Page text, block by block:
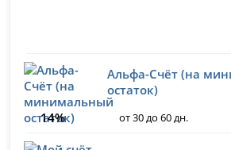
Альфа-Счёт (на
остаток)
14%
от 30 до 60 дн.